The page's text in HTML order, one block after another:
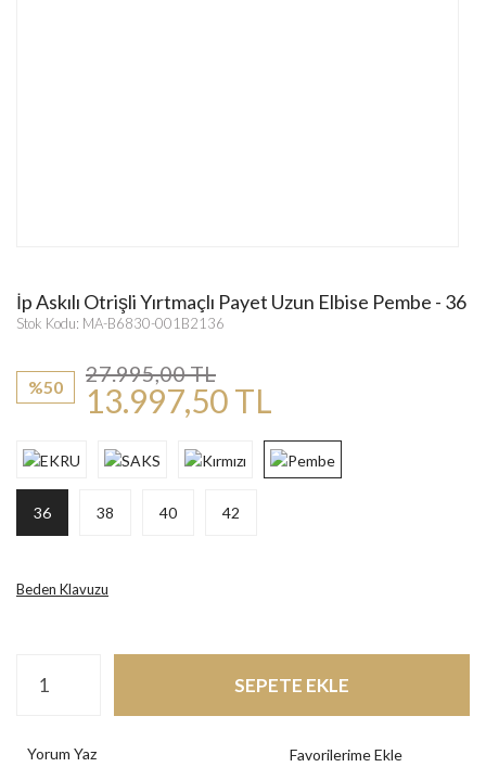
İp Askılı Otrişli Yırtmaçlı Payet Uzun Elbise Pembe - 36
Stok Kodu: MA-B6830-001B2136
%50
27.995,00 TL
13.997,50 TL
36 38 40 42
Beden Klavuzu
SEPETE EKLE
Yorum Yaz